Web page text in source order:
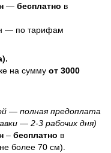
— бесплатно в
— по тарифам
на сумму от 3000
— полная предоплата
— 2-3 рабочих дня)
– бесплатно в
более 70 см).